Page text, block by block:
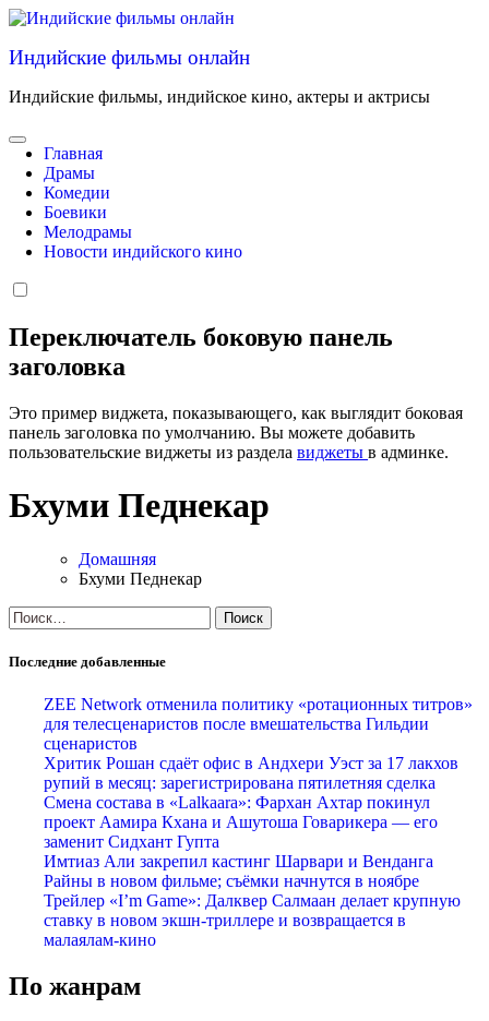
Перейти
содержанию
Индийские фильмы онлайн
Индийские фильмы, индийское кино, актеры и актрисы
Главная
Драмы
Комедии
Боевики
Мелодрамы
Новости индийского кино
Переключатель боковую панель
заголовка
Это пример виджета, показывающего, как выглядит боковая
панель заголовка по умолчанию. Вы можете добавить
пользовательские виджеты из раздела виджеты в админке.
Бхуми Педнекар
Домашняя
Бхуми Педнекар
Найти:
Последние добавленные
ZEE Network отменила политику «ротационных титров»
для телесценаристов после вмешательства Гильдии
сценаристов
Хритик Рошан сдаёт офис в Андхери Уэст за 17 лакхов
рупий в месяц: зарегистрирована пятилетняя сделка
Смена состава в «Lalkaara»: Фархан Ахтар покинул
проект Аамира Кхана и Ашутоша Говарикера — его
заменит Сидхант Гупта
Имтиаз Али закрепил кастинг Шарвари и Венданга
Райны в новом фильме; съёмки начнутся в ноябре
Трейлер «I’m Game»: Далквер Салмаан делает крупную
ставку в новом экшн-триллере и возвращается в
малаялам-кино
По жанрам